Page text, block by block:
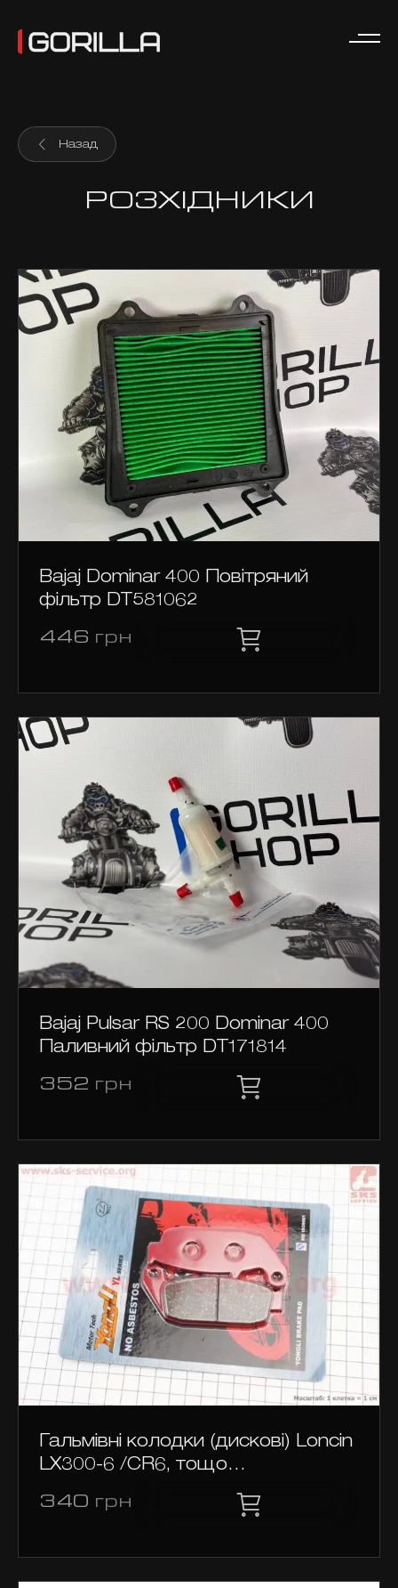
Назад
РОЗХІДНИКИ
Bajaj Dominar 400 Повітряний
фільтр DT581062
446 грн
Bajaj Pulsar RS 200 Dominar 400
Паливний фільтр DT171814
352 грн
Гальмівні колодки (дискові) Loncin
LX300-6 /CR6, тощо…
340 грн